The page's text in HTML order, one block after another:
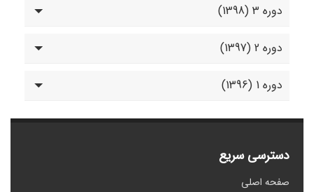
دوره 3 (1398)
دوره 2 (1397)
دوره 1 (1396)
دسترسی سریع
صفحه اصلی